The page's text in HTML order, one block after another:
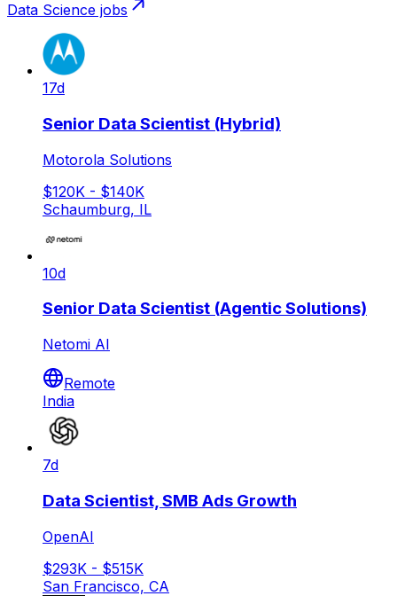
Data Science jobs
17d
Senior Data Scientist (Hybrid)
Motorola Solutions
$120K - $140K
Schaumburg, IL
10d
Senior Data Scientist (Agentic Solutions)
Netomi AI
Remote
India
7d
Data Scientist, SMB Ads Growth
OpenAI
$293K - $515K
San Francisco, CA